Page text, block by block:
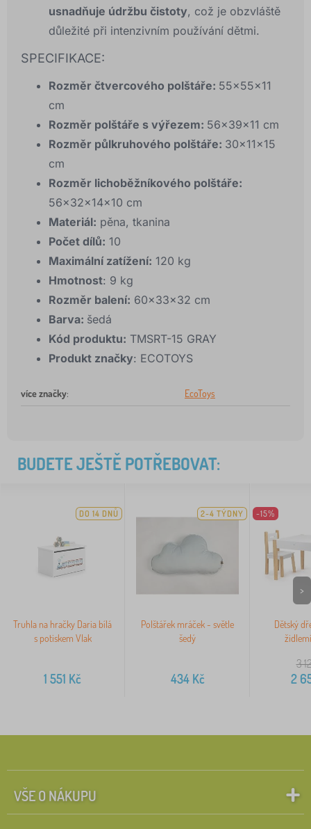
usnadňuje údržbu čistoty, což je obzvláště
důležité při intenzivním používání dětmi.
SPECIFIKACE:
Rozměr čtvercového polštáře: 55x55x11
cm
Rozměr polštáře s výřezem: 56x39x11 cm
Rozměr půlkruhového polštáře: 30x11x15
cm
Rozměr lichoběžníkového polštáře:
56x32x14x10 cm
Materiál: pěna, tkanina
Počet dílů: 10
Maximální zatížení: 120 kg
Hmotnost: 9 kg
Rozměr balení: 60x33x32 cm
Barva: šedá
Kód produktu: TMSRT-15 GRAY
Produkt značky: ECOTOYS
více značky: EcoToys
BUDETE JEŠTĚ POTŘEBOVAT:
DO 14 DNŮ
Truhla na hračky Daria bílá
s potiskem Vlak
1 551 Kč
2-4 TÝDNY
Polštářek mráček - světle
šedý
434Kč
-15%
Dětský
3
2
>
VŠE O NÁKUPU